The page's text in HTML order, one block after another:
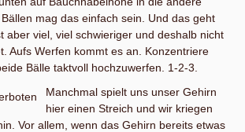
mag das einfach sein. Und das geht
aber viel, viel schwieriger und deshalb nicht
Aufs Werfen kommt es an. Konzentriere
Bälle taktvoll hochzuwerfen. 1-2-3.
Manchmal spielt uns unser Gehirn
hier einen Streich und wir kriegen
Vor allem, wenn das Gehirn bereits etwas